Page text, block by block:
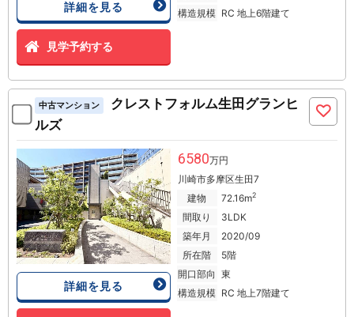
詳細を見る
見学予約する
構造規模 RC 地上6階建て
中古マンション
クレストフォルム生田グランヒ
ルズ
詳細を見る
6580万円
川崎市多摩区生田7
建物
72.16m2
間取り
3LDK
築年月
2020/09
所在階
5階
開口部向 東
構造規模 RC 地上7階建て